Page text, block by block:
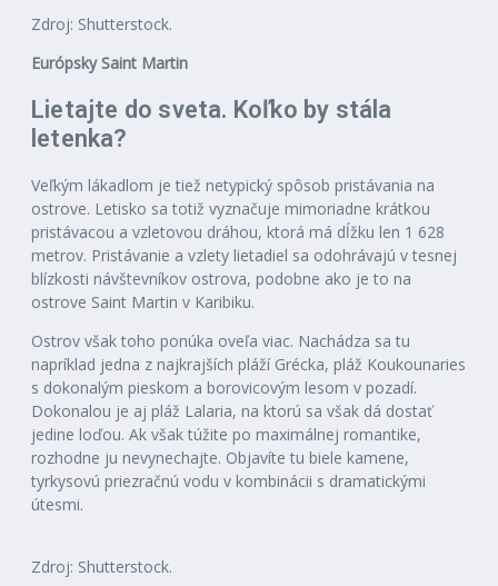
Zdroj: Shutterstock.
Európsky Saint Martin
Lietajte do sveta. Koľko by stála
letenka?
Veľkým lákadlom je tiež netypický spôsob pristávania na
ostrove. Letisko sa totiž vyznačuje mimoriadne krátkou
pristávacou a vzletovou dráhou, ktorá má dĺžku len 1 628
metrov. Pristávanie a vzlety lietadiel sa odohrávajú v tesnej
blízkosti návštevníkov ostrova, podobne ako je to na
ostrove Saint Martin v Karibiku.
Ostrov však toho ponúka oveľa viac. Nachádza sa tu
napríklad jedna z najkrajších pláží Grécka, pláž Koukounaries
s dokonalým pieskom a borovicovým lesom v pozadí.
Dokonalou je aj pláž Lalaria, na ktorú sa však dá dostať
jedine loďou. Ak však túžite po maximálnej romantike,
rozhodne ju nevynechajte. Objavíte tu biele kamene,
tyrkysovú priezračnú vodu v kombinácii s dramatickými
útesmi.
Zdroj: Shutterstock.